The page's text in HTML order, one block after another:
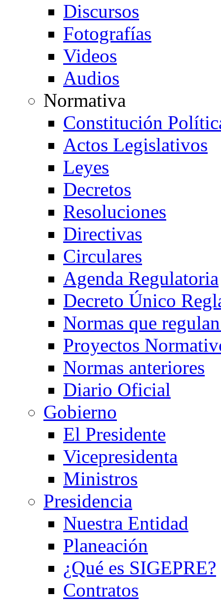
Discursos
Fotografías
Videos
Audios
Normativa
Constitución
Actos Legislativos
Leyes
Decretos
Resoluciones
Directivas
Circulares
Agenda Regulatoria
Decreto Único
Normas que
Proyectos
Normas anteriores
Diario Oficial
Gobierno
El Presidente
Vicepresidenta
Ministros
Presidencia
Nuestra Entidad
Planeación
¿Qué es SIGEPRE?
Contratos